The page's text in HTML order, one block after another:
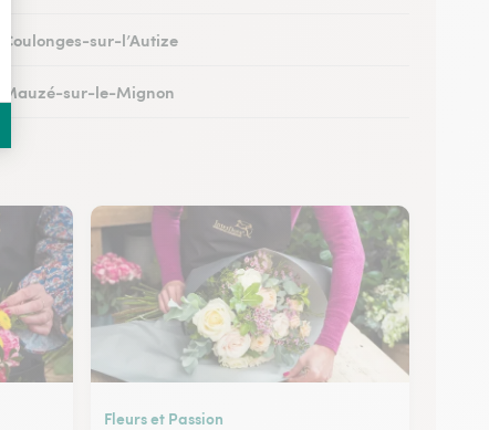
Coulonges-sur-l’Autize
Mauzé-sur-le-Mignon
Fleurs et Passion